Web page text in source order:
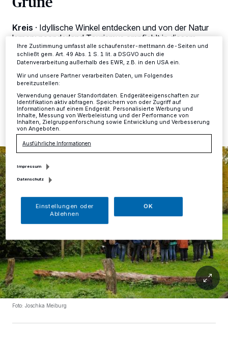
Kreis · Idyllische Winkel entdecken und von der Natur
lernen: neanderland Tourismus empfiehlt in diesem
Sommer wieder eine spannende Auswahl geführter
Wanderungen im Kreis Mettmann.
29.07.2018 , 17:15 Uhr Eine Minute Lesezeit
Foto: Joschka Meiburg
ändern oder Ihre Einwilligung zu widerrufen, indem Sie auf den Link
Ihre Einstellungen gelten innerhalb unseres Website. Weitere
Informationen finden Sie in unserer Datenschutzerklärung.
Ihre Zustimmung umfasst alle schaufenster-mettmann.de-Seiten und
schließt gem. Art. 49 Abs. 1 S. 1 lit. a DSGVO auch die
Datenverarbeitung außerhalb des EWR, z.B. in den USA ein.
Wir und unsere Partner verarbeiten Daten, um Folgendes
bereitzustellen:
Verwendung genauer Standortdaten. Endgeräteeigenschaften zur
Identifikation aktiv abfragen. Speichern von oder Zugriff auf
Informationen auf einem Endgerät. Personalisierte Werbung und
Inhalte, Messung von Werbeleistung und der Performance von
Inhalten, Zielgruppenforschung sowie Entwicklung und Verbesserung
von Angeboten.
Ausführliche Informationen
Impressum
Datenschutz
Einstellungen oder
Ablehnen
OK